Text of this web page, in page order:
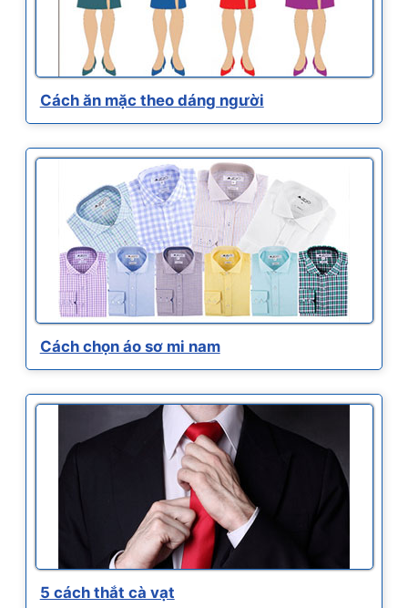
Cách ăn mặc theo dáng người
Cách chọn áo sơ mi nam
5 cách thắt cà vạt